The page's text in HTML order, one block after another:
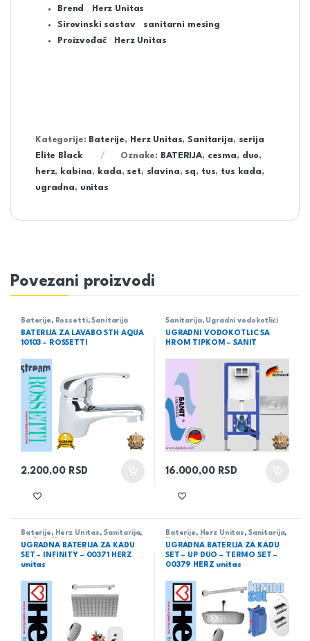
Brend
Herz Unitas
Sirovinski sastav sanitarni mesing
Proizvođač
Herz Unitas
Kategorije: Baterije, Herz Unitas,Sanitarija, serija
Elite Black
Oznake: BATERIJA, cesma, duo,
herz, kabina, kada, set, slavina, sq, tus, tus kada,
ugradna, unitas
Povezani proizvodi
Baterije , Rossetti,Sanitarija
BATERIJA ZA LAVABO STH AQUA
10103 – ROSSETTI
2.200,00 RSD
Sanitarija, Ugradni vodokotlići
UGRADNI VODOKOTLIC SA
HROM TIPKOM – SANIT
16.000,00 RSD
Baterije , Herz Unitas , Sanitarija,
serija Infinity
UGRADNA BATERIJA ZA KADU
SET – INFINITY – 00371 HERZ
unitas
Baterije , Herz Unitas , Sanitarija,
Ugradne baterije
UGRADNA BATERIJA ZA KADU
SET – UP DUO – TERMO SET –
00379 HERZ unitas